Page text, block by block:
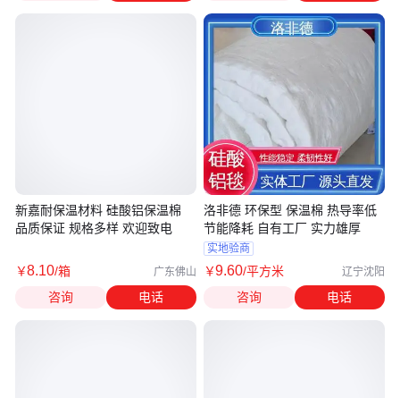
新嘉耐保温材料 硅酸铝保温棉
品质保证 规格多样 欢迎致电
￥8.10/箱 广东佛山
咨询 电话
洛非德 环保型 保温棉 热导率低
节能降耗 自有工厂 实力雄厚
实地验商
￥9.60/平方米 辽宁沈阳
咨询 电话